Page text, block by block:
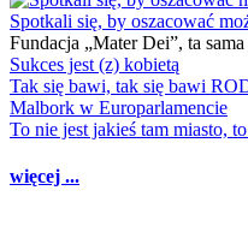
Spotkali się, by oszacować
Fundacja „Mater Dei”, ta
Sukces jest (z) kobietą
Tak się bawi, tak się bawi
Malbork w Europarlamencie
To nie jest jakieś tam miasto,
więcej ...